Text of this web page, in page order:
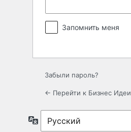
Запомнить меня
Забыли пароль?
← Перейти к Бизнес Идеи
Язык